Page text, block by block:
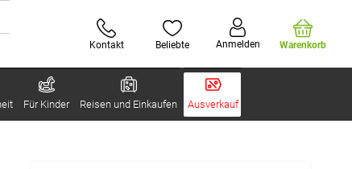
Kontakt Beliebte Anmelden Warenkorb
Für Kinder Reisen und Einkaufen Ausverkauf